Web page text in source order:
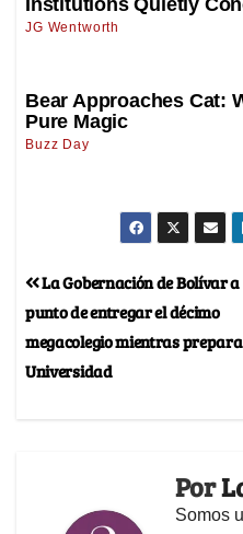
La Gobernación de Bolívar a
punto de entregar el décimo
megacolegio mientras prepara
Universidad
Por
Somos